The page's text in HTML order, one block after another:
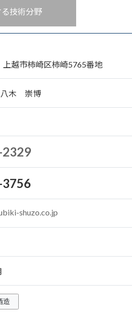
技術分野
越市柿崎区柿崎5765番地
木 崇博
shuzo.co.jp
造